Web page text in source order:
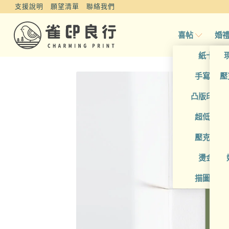
支援說明 願望清單 聯絡我們
喜帖
紙卡喜帖
手寫風喜
凸版印刷
超低價喜
壓克力喜
燙金喜帖
描圖紙喜
婚